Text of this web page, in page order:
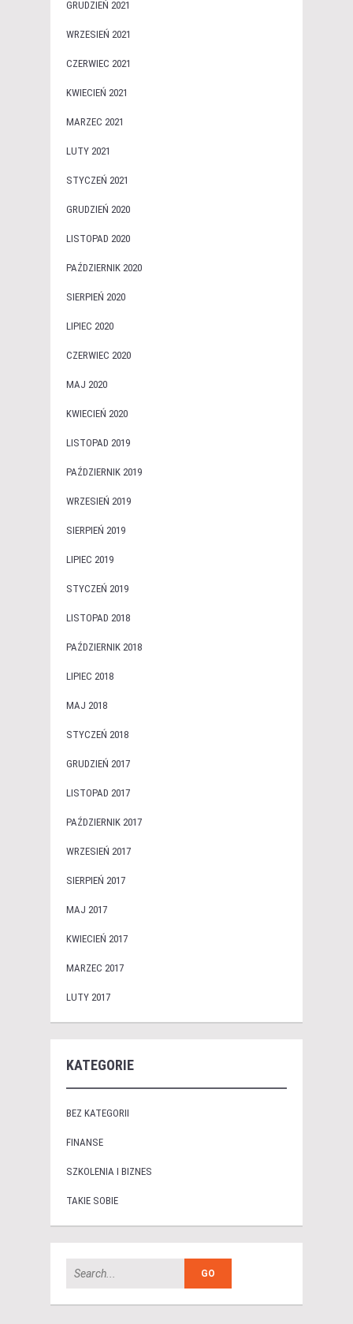
GRUDZIEŃ 2021
WRZESIEŃ 2021
CZERWIEC 2021
KWIECIEŃ 2021
MARZEC 2021
LUTY 2021
STYCZEŃ 2021
GRUDZIEŃ 2020
LISTOPAD 2020
PAŹDZIERNIK 2020
SIERPIEŃ 2020
LIPIEC 2020
CZERWIEC 2020
MAJ 2020
KWIECIEŃ 2020
LISTOPAD 2019
PAŹDZIERNIK 2019
WRZESIEŃ 2019
SIERPIEŃ 2019
LIPIEC 2019
STYCZEŃ 2019
LISTOPAD 2018
PAŹDZIERNIK 2018
LIPIEC 2018
MAJ 2018
STYCZEŃ 2018
GRUDZIEŃ 2017
LISTOPAD 2017
PAŹDZIERNIK 2017
WRZESIEŃ 2017
SIERPIEŃ 2017
MAJ 2017
KWIECIEŃ 2017
MARZEC 2017
LUTY 2017
KATEGORIE
BEZ KATEGORII
FINANSE
SZKOLENIA I BIZNES
TAKIE SOBIE